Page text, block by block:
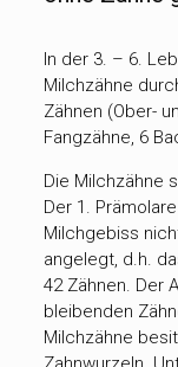
In der 3. – 6.
Milchzähne
Zähnen (Ober-
Fangzähne, 6
Die Milchzähne
Der 1.
Milchgebiss
angelegt, d.h.
42 Zähnen. Der
bleibenden
Milchzähne